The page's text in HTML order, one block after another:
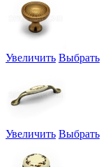
Увеличить Выбрать
Увеличить Выбрать